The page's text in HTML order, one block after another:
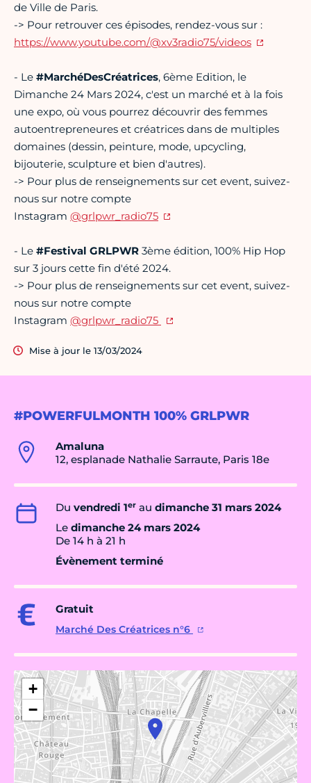
#POWERFULMONTH 100% GRLPWR
Amaluna
12, esplanade Nathalie Sarraute, Paris 18e
Du vendredi 1er au dimanche 31 mars 2024
Le dimanche 24 mars 2024
De 14 h à 21 h
Évènement terminé
Gratuit
Marché Des Créatrices n°6
+
−
de Ville de Paris.
-> Pour retrouver ces épisodes, rendez-vous sur :
https://www.youtube.com/@xv3radio75/videos
- Le #MarchéDesCréatrices, 6ème Edition, le
Dimanche 24 Mars 2024, c'est un marché et à la fois
une expo, où vous pourrez découvrir des femmes
autoentrepreneures et créatrices dans de multiples
domaines (dessin, peinture, mode, upcycling,
bijouterie, sculpture et bien d'autres).
-> Pour plus de renseignements sur cet event, suivez-
nous sur notre compte
Instagram @grlpwr_radio75
- Le #Festival GRLPWR 3ème édition, 100% Hip Hop
sur 3 jours cette fin d'été 2024.
-> Pour plus de renseignements sur cet event, suivez-
nous sur notre compte
Instagram @grlpwr_radio75
Mise à jour le 13/03/2024